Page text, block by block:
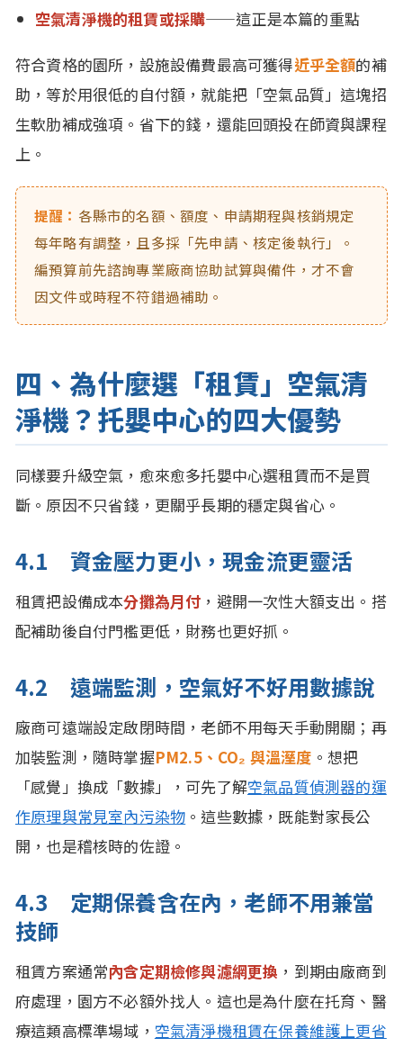
空氣清淨機的租賃或採購——這正是本篇的重點
符合資格的園所，設施設備費最高可獲得近乎全額的補
助，等於用很低的自付額，就能把「空氣品質」這塊招
生軟肋補成強項。省下的錢，還能回頭投在師資與課程
上。
提醒： 各縣市的名額、額度、申請期程與核銷規定
每年略有調整，且多採「先申請、核定後執行」。
編預算前先諮詢專業廠商協助試算與備件，才不會
因文件或時程不符錯過補助。
四、為什麼選「租賃」空氣清
淨機？托嬰中心的四大優勢
同樣要升級空氣，愈來愈多托嬰中心選租賃而不是買
斷。原因不只省錢，更關乎長期的穩定與省心。
4.1 資金壓力更小，現金流更靈活
租賃把設備成本分攤為月付 ，避開一次性大額支出。搭
配補助後自付門檻更低，財務也更好抓。
4.2 遠端監測，空氣好不好用數據說
廠商可遠端設定啟閉時間，老師不用每天手動開關；再
加裝監測，隨時掌握PM2.5、CO₂ 與溫溼度 。想把
「感覺」換成「數據」，可先了解空氣品質偵測器的運
作原理與常見室內污染物 。這些數據，既能對家長公
開，也是稽核時的佐證。
4.3 定期保養含在內，老師不用兼當
技師
租賃方案通常內含定期檢修與濾網更換 ，到期由廠商到
府處理，園方不必額外找人。這也是為什麼在托育、醫
療這類高標準場域， 空氣清淨機租賃在保養維護上更省